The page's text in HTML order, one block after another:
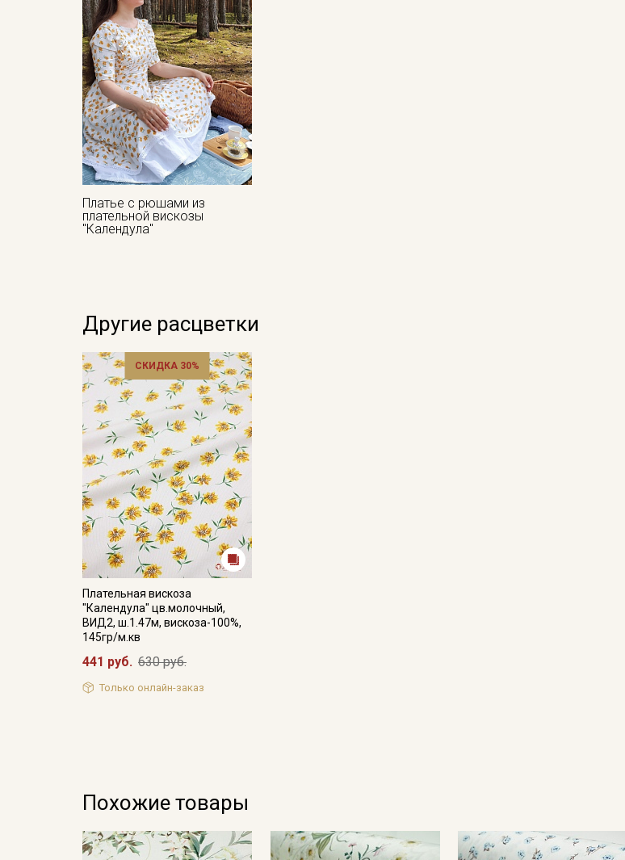
Платье с рюшами из
плательной вискозы
"Календула"
Другие расцветки
СКИДКА 30%
Плательная вискоза
"Календула" цв.молочный,
ВИД2, ш.1.47м, вискоза-100%,
145гр/м.кв
441 руб. 630 руб.
Только онлайн-заказ
Похожие товары
данных
и даю
Согласие на обработку